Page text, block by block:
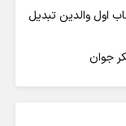
اول والدین تبدیل
جوان